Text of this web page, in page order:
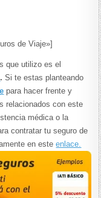
de Viaje»]
que utilizo es el
.Si te estas planteando
para hacer frente y
relacionados con este
médica o la
contratar tu seguro de
en esteenlace.